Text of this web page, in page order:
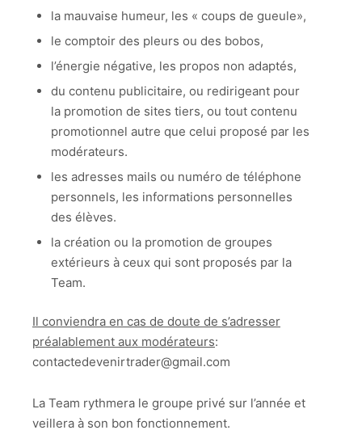
la mauvaise humeur, les « coups de gueule»,
le comptoir des pleurs ou des bobos,
l’énergie négative, les propos non adaptés,
du contenu publicitaire, ou redirigeant pour
la promotion de sites tiers, ou tout contenu
promotionnel autre que celui proposé par les
modérateurs.
les adresses mails ou numéro de téléphone
personnels, les informations personnelles
des élèves.
la création ou la promotion de groupes
extérieurs à ceux qui sont proposés par la
Team.
Il conviendra en cas de doute de s’adresser
préalablement aux modérateurs:
contactedevenirtrader@gmail.com
La Team rythmera le groupe privé sur l’année et
veillera à son bon fonctionnement.